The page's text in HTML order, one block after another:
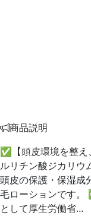
商品説明
✅【頭皮環境を整え
ルリチン酸ジカリウ
頭皮の保護・保湿成
毛ローションです。
として厚生労働省…